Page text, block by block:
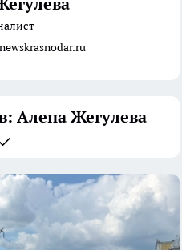
Алена Жегулева